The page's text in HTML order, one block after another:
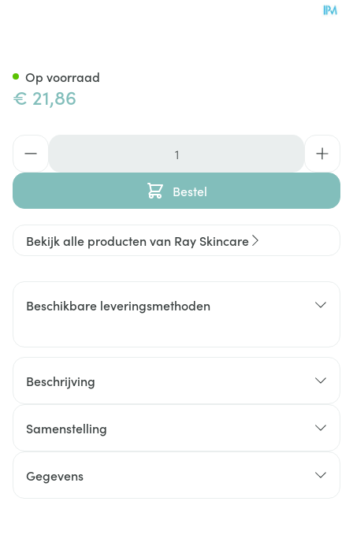
€ 21,86
Bestel
Op voorraad
Bekijk alle producten van Ray Skincare
Beschikbare leveringsmethoden
Beschrijving
Samenstelling
Gegevens